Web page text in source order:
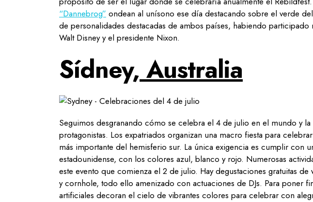
“Dannebrog” ondean al unísono ese día destacando sobre el verde
de personalidades destacadas de ambos países, habiendo
Walt Disney y el presidente Nixon.
Sídney,Australia
Seguimos desgranando cómo se celebra el 4 de julio en el mundo y la
protagonistas. Los expatriados organizan una macro fiesta para
más importante del hemisferio sur. La única exigencia es cumplir con
estadounidense, con los colores azul, blanco y rojo. Numerosas
este evento que comienza el 2 de julio. Hay degustaciones gratuitas
y cornhole, todo ello amenizado con actuaciones de DJs. Para poner
artificiales decoran el cielo de vibrantes colores para celebrar con